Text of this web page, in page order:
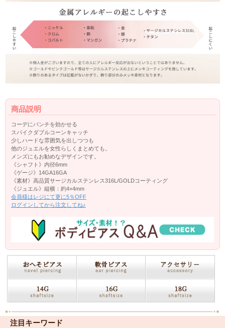
商品説明
コーデにパンチを効かせる
スパイクダブルコーンキャッチ
少しハードな雰囲気を出しつつも
他のジュエルを女性らしくまとめても。
メンズにもお勧めなデザインです。
《シャフト》内径6mm
《ゲージ》14GA16GA
《素材》高品質サージカルステンレス316L/GOLDコーティング
《ジュエル》縦横：約4×4mm
会員様はレジにて更に5％OFF
ログインしてから注文してね♪
注目キーワード